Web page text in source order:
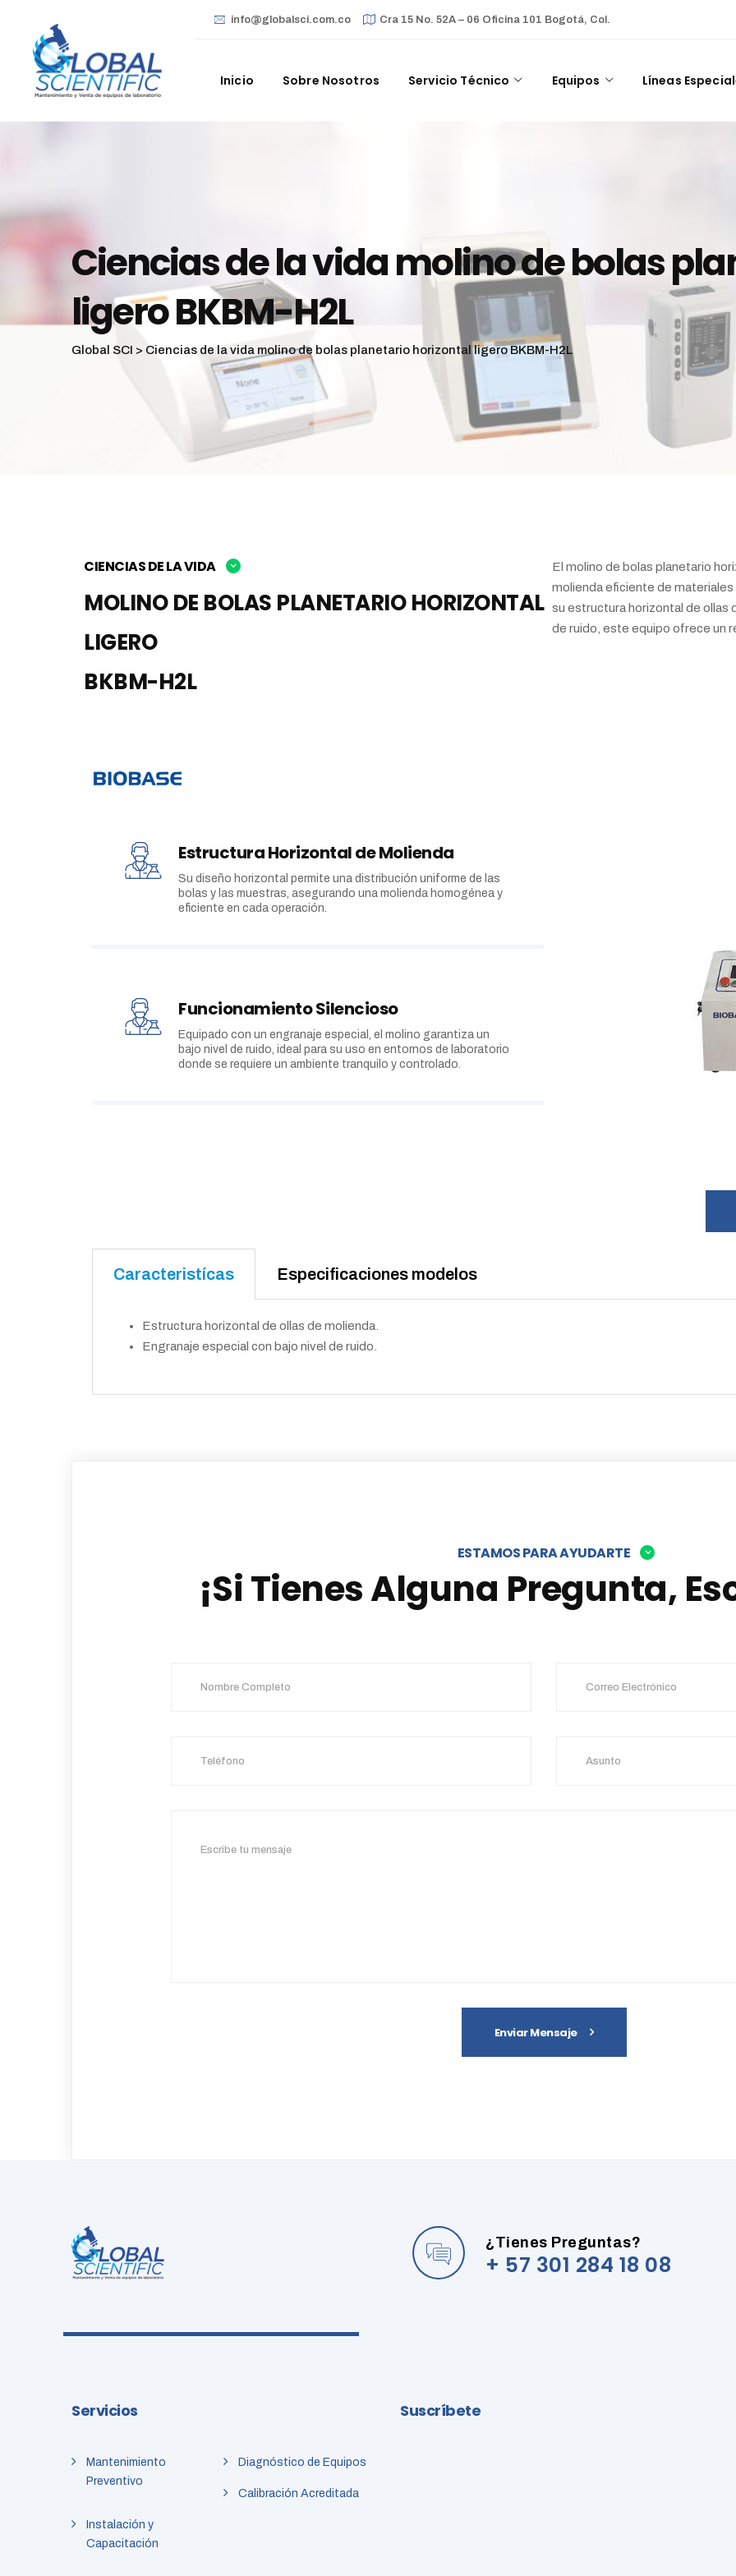
info@globalsci.com.co Cra 15 No. 52A – 06 Oficina 101 Bogotá, Col.
Inicio Sobre Nosotros Servicio Técnico Equipos Líneas
Ciencias de la vida molino de bolas
ligero BKBM-H2L
Global SCI > Ciencias de la vida molino de bolas planetario horizontal ligero BKBM-H2L
CIENCIAS DE LA VIDA
MOLINO DE BOLAS PLANETARIO HORIZONTAL
LIGERO
BKBM-H2L
El molino de bolas planetario
molienda eficiente de
su estructura horizontal de ollas
de ruido, este equipo ofrece un
Estructura Horizontal de Molienda
Su diseño horizontal permite una distribución uniforme de las
bolas y las muestras, asegurando una molienda homogénea y
eficiente en cada operación.
Funcionamiento Silencioso
Equipado con un engranaje especial, el molino garantiza un
bajo nivel de ruido, ideal para su uso en entornos de laboratorio
donde se requiere un ambiente tranquilo y controlado.
Caracteristícas Especificaciones modelos
Estructura horizontal de ollas de molienda.
Engranaje especial con bajo nivel de ruido.
ESTAMOS PARA AYUDARTE
¡Si Tienes Alguna Pregunta,
Enviar Mensaje
¿Tienes Preguntas?
+ 57 301 284 18 08
Servicios
Mantenimiento
Preventivo
Diagnóstico de Equipos
Calibración Acreditada
Instalación y
Capacitación
Suscríbete